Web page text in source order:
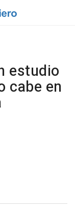
estudio
cabe en